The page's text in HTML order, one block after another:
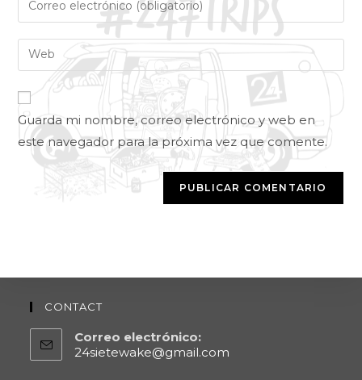
Guarda mi nombre, correo electrónico y web en
este navegador para la próxima vez que comente.
CONTACT
Correo electrónico:
24sietewake@gmail.com